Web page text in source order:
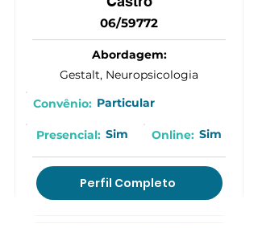
06/59772
Abordagem:
Gestalt, Neuropsicologia
Convênio: Particular
Presencial: Sim Online: Sim
Perfil Completo